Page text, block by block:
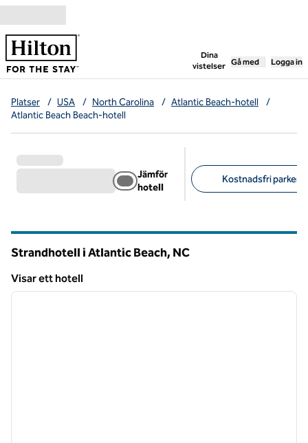
Gå vidare till innehållet
Dina
vistelser
,öppnar ny flik
Gå med Logga in
Platser / USA / North Carolina / Atlantic Beach-hotell
/
Atlantic Beach Beach-hotell
Jämför
hotell
Kostnadsfri
Strandhotell i Atlantic Beach, NC
Visar ett hotell
Visar ett hotell
1 av 13
nästa